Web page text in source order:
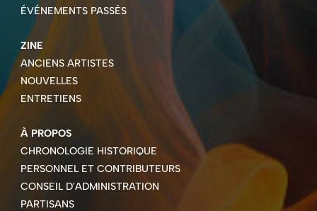
ÉVÉNEMENTS PASSÉS
ZINE
ANCIENS ARTISTES
NOUVELLES
ENTRETIENS
À PROPOS
CHRONOLOGIE HISTORIQUE
PERSONNEL ET CONTRIBUTEURS
CONSEIL D'ADMINISTRATION
PARTISANS